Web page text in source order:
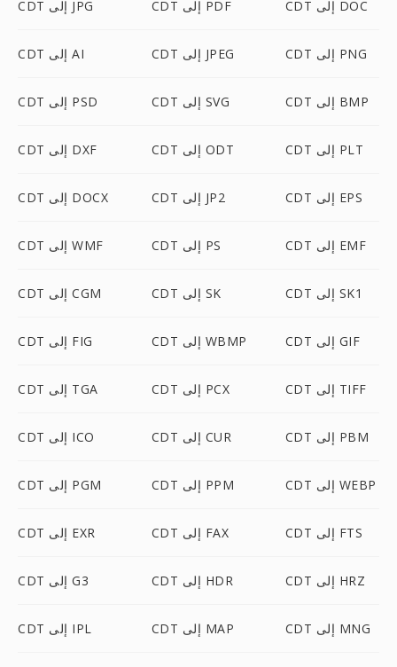
CDT إلى JPG CDT إلى PDF CDT إلى DOC
CDT إلى AI CDT إلى JPEG CDT إلى PNG
CDT إلى PSD CDT إلى SVG CDT إلى BMP
CDT إلى DXF CDT إلى ODT CDT إلى PLT
CDT إلى DOCX CDT إلى JP2 CDT إلى EPS
CDT إلى WMF CDT إلى PS CDT إلى EMF
CDT إلى CGM CDT إلى SK CDT إلى SK1
CDT إلى FIG CDT إلى WBMP CDT إلى GIF
CDT إلى TGA CDT إلى PCX CDT إلى TIFF
CDT إلى ICO CDT إلى CUR CDT إلى PBM
CDT إلى PGM CDT إلى PPM CDT إلى WEBP
CDT إلى EXR CDT إلى FAX CDT إلى FTS
CDT إلى G3 CDT إلى HDR CDT إلى HRZ
CDT إلى IPL CDT إلى MAP CDT إلى MNG